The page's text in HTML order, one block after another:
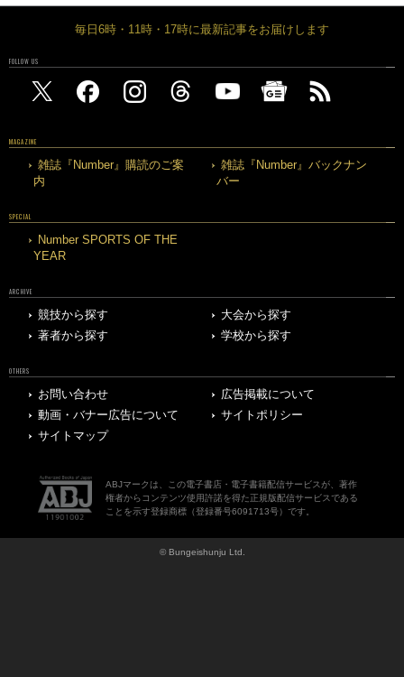
毎日6時・11時・17時に最新記事をお届けします
FOLLOW US
MAGAZINE
雑誌『Number』購読のご案
内
雑誌『Number』バックナン
バー
SPECIAL
Number SPORTS OF THE
YEAR
ARCHIVE
競技から探す
大会から探す
著者から探す
学校から探す
OTHERS
お問い合わせ
広告掲載について
動画・バナー広告について
サイトポリシー
サイトマップ
ABJマークは、この電子書店・電子書籍配信サービスが、著作
権者からコンテンツ使用許諾を得た正規版配信サービスである
ことを示す登録商標（登録番号6091713号）です。
© Bungeishunju Ltd.